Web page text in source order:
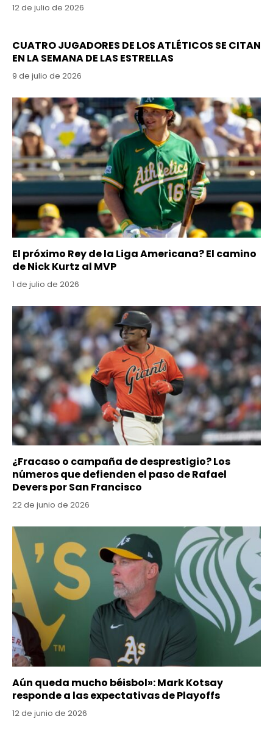
12 de julio de 2026
CUATRO JUGADORES DE LOS ATLÉTICOS SE CITAN
EN LA SEMANA DE LAS ESTRELLAS
9 de julio de 2026
El próximo Rey de la Liga Americana? El camino
de Nick Kurtz al MVP
1 de julio de 2026
¿Fracaso o campaña de desprestigio? Los
números que defienden el paso de Rafael
Devers por San Francisco
22 de junio de 2026
Aún queda mucho béisbol»: Mark Kotsay
responde a las expectativas de Playoffs
12 de junio de 2026